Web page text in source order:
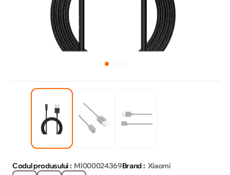
Codul produsului : MI000024369Brand : Xiaomi